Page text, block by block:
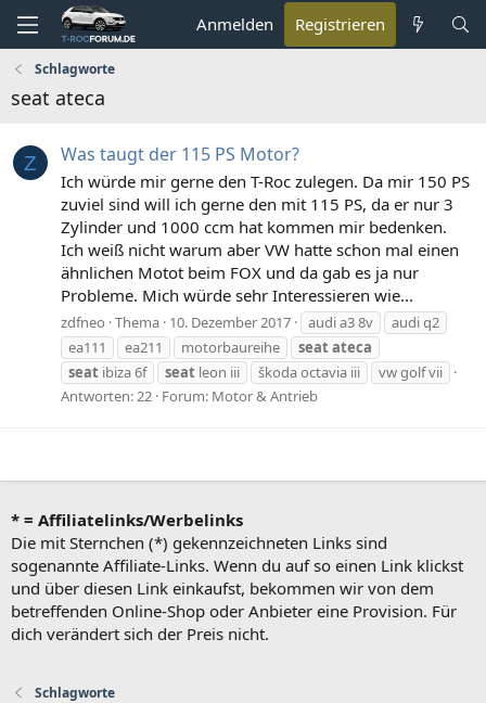
Anmelden Registrieren
Schlagworte
seat ateca
Z Was taugt der 115 PS Motor?
Ich würde mir gerne den T-Roc zulegen. Da mir 150 PS
zuviel sind will ich gerne den mit 115 PS, da er nur 3
Zylinder und 1000 ccm hat kommen mir bedenken.
Ich weiß nicht warum aber VW hatte schon mal einen
ähnlichen Motot beim FOX und da gab es ja nur
Probleme. Mich würde sehr Interessieren wie...
zdfneo Thema 10. Dezember 2017 audi a3 8v
audi q2
ea111
ea211 motorbaureihe seatateca
seat ibiza 6f seat leon iii škoda octavia iii
vw golf vii
Antworten: 22 Forum: Motor & Antrieb
* = Affiliatelinks/Werbelinks
Die mit Sternchen (*) gekennzeichneten Links sind
sogenannte Affiliate-Links. Wenn du auf so einen Link klickst
und über diesen Link einkaufst, bekommen wir von dem
betreffenden Online-Shop oder Anbieter eine Provision. Für
dich verändert sich der Preis nicht.
Schlagworte